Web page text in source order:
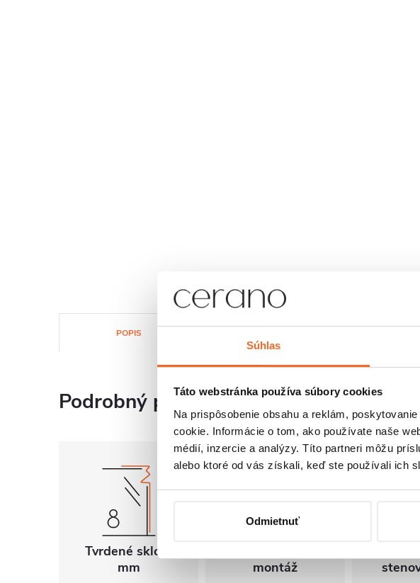
Súhlas
Táto webstránka používa súbory cookies
Na prispôsobenie obsahu a reklám,
cookie. Informácie o tom, ako používate naše
médií, inzercie a analýzy. Títo partneri môžu
alebo ktoré od vás získali, keď ste používali ich
Odmietnuť
POPIS
Podrobný popis
Tvrdené sklo 8
mm
montáž